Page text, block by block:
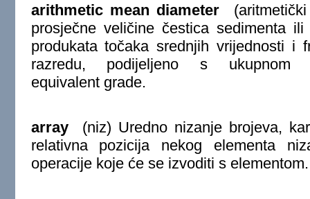
arithmetic mean diameter (aritmetički
prosječne veličine čestica sedimenta
produkata točaka srednjih vrijednosti i
razredu, podijeljeno s ukupnom
equivalent grade.
array(niz) Uredno nizanje brojeva,
relativna pozicija nekog elementa
operacije koje će se izvoditi s